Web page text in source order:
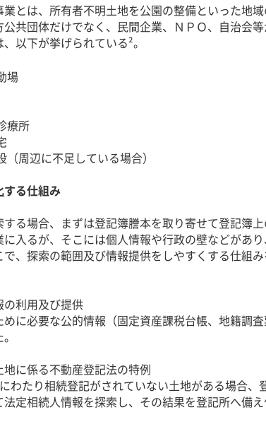
とは、所有者不明土地を公園の整備といった地
共団体だけでなく、民間企業、ＮＰＯ、自治会
以下が挙げられている²。
場
療所
周辺に不足している場合）
する仕組み
る場合、まずは登記簿謄本を取り寄せて登記簿
入るが、そこには個人情報や行政の壁などがあ
、探索の範囲及び情報提供をしやすくする仕組
の利用及び提供
に必要な公的情報（固定資産課税台帳、地籍調
に係る不動産登記法の特例
わたり相続登記がされていない土地がある場合、
定相続人情報を探索し、その結果を登記所へ備